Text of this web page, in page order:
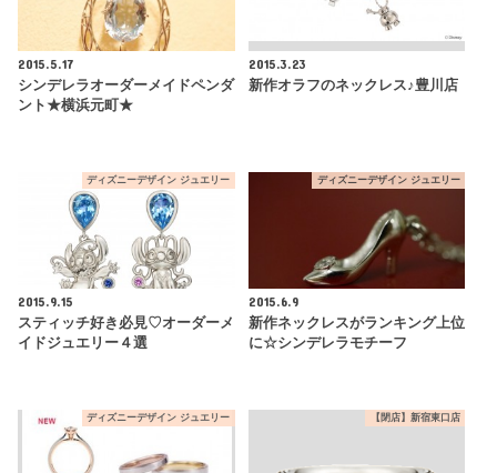
2015.5.17
シンデレラオーダーメイドペンダ
ント★横浜元町★
2015.3.23
新作オラフのネックレス♪豊川店
ディズニーデザイン ジュエリー
2015.9.15
スティッチ好き必見♡オーダーメ
イドジュエリー４選
ディズニーデザイン ジュエリー
2015.6.9
新作ネックレスがランキング上位
に☆シンデレラモチーフ
ディズニーデザイン ジュエリー 【閉店】新宿東口店